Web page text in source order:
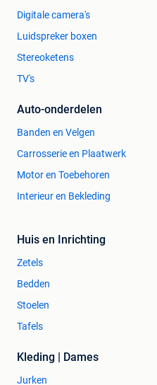
Digitale camera's
Luidspreker boxen
Stereoketens
TV's
Auto-onderdelen
Banden en Velgen
Carrosserie en Plaatwerk
Motor en Toebehoren
Interieur en Bekleding
Huis en Inrichting
Zetels
Bedden
Stoelen
Tafels
Kleding | Dames
Jurken